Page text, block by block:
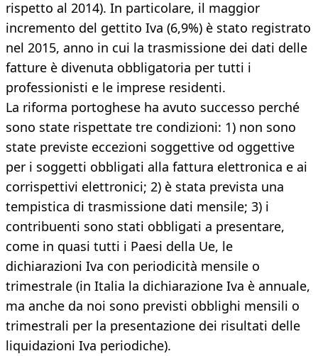
rispetto al 2014). In particolare, il maggior
incremento del gettito Iva (6,9%) è stato registrato
nel 2015, anno in cui la trasmissione dei dati delle
fatture è divenuta obbligatoria per tutti i
professionisti e le imprese residenti.
La riforma portoghese ha avuto successo perché
sono state rispettate tre condizioni: 1) non sono
state previste eccezioni soggettive od oggettive
per i soggetti obbligati alla fattura elettronica e ai
corrispettivi elettronici; 2) è stata prevista una
tempistica di trasmissione dati mensile; 3) i
contribuenti sono stati obbligati a presentare,
come in quasi tutti i Paesi della Ue, le
dichiarazioni Iva con periodicità mensile o
trimestrale (in Italia la dichiarazione Iva è annuale,
ma anche da noi sono previsti obblighi mensili o
trimestrali per la presentazione dei risultati delle
liquidazioni Iva periodiche).